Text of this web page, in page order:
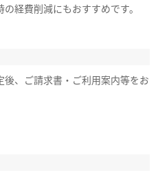
経費削減にもおすすめです。
後、ご請求書・ご利用案内等をお